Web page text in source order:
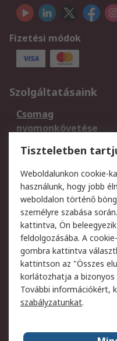
Fizetési módok
Szolgáltatásaink
Csomag
nyomonkövetése
Regisztráció
Termékvisszaküldés
Szolgáltatások
Jogi
Adatvédelmi
szabályzat
Cookie szabályzat
Webhelyre
feltételek
Tiszteletben
Weboldalunkon cookie-
használunk, hogy jobb
weboldalon történő
személyre szabása
kattintva, Ön
feldolgozásába. A
gombra kattintva
kattintson az "Összes
korlátozhatja a
További információkért,
szabályzatunkat.